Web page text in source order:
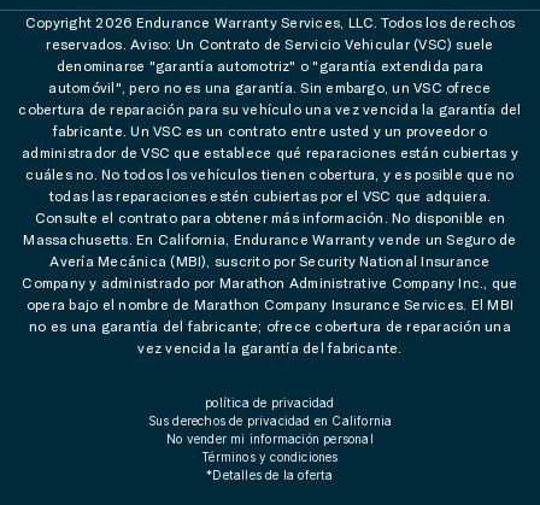
Copyright 2026 Endurance Warranty Services, LLC. Todos los derechos
reservados. Aviso: Un Contrato de Servicio Vehicular (VSC) suele
denominarse "garantía automotriz" o "garantía extendida para
automóvil", pero no es una garantía. Sin embargo, un VSC ofrece
cobertura de reparación para su vehículo una vez vencida la garantía del
fabricante. Un VSC es un contrato entre usted y un proveedor o
administrador de VSC que establece qué reparaciones están cubiertas y
cuáles no. No todos los vehículos tienen cobertura, y es posible que no
todas las reparaciones estén cubiertas por el VSC que adquiera.
Consulte el contrato para obtener más información. No disponible en
Massachusetts. En California, Endurance Warranty vende un Seguro de
Avería Mecánica (MBI), suscrito por Security National Insurance
Company y administrado por Marathon Administrative Company Inc., que
opera bajo el nombre de Marathon Company Insurance Services. El MBI
no es una garantía del fabricante; ofrece cobertura de reparación una
vez vencida la garantía del fabricante.
política de privacidad
Sus derechos de privacidad en California
No vender mi información personal
Términos y condiciones
*Detalles de la oferta